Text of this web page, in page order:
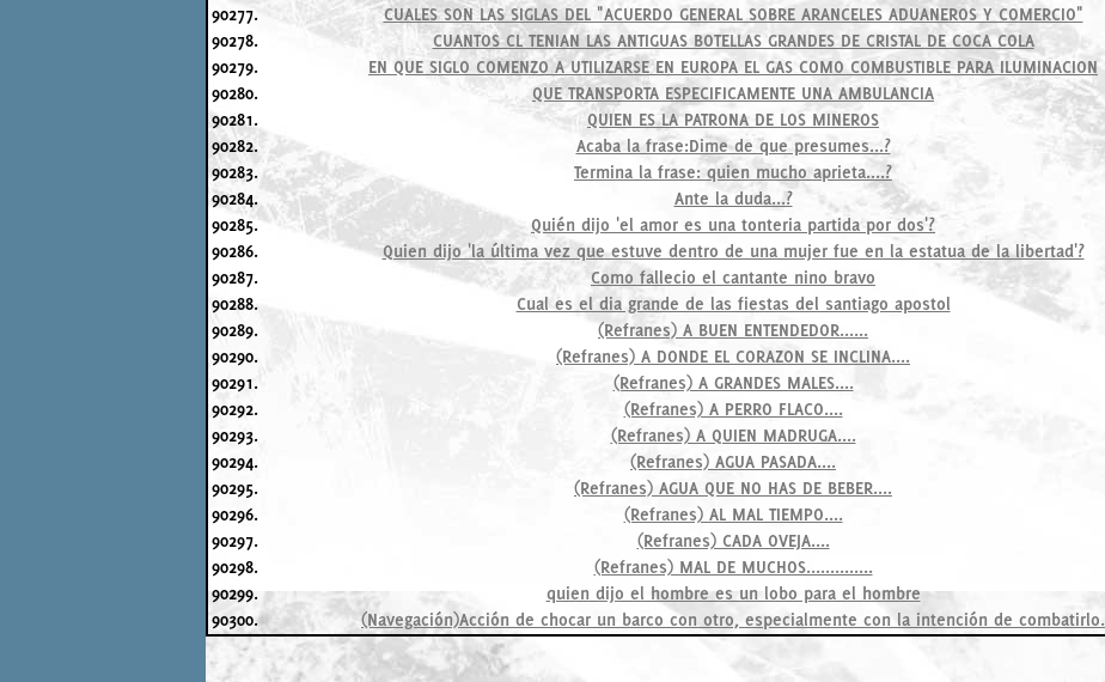
90277.
CUALES SON LAS SIGLAS DEL "ACUERDO GENERAL SOBRE ARANCELES ADUANEROS Y COMERCIO"
90278.
CUANTOS CL TENIAN LAS ANTIGUAS BOTELLAS GRANDES DE CRISTAL DE COCA COLA
90279.
EN QUE SIGLO COMENZO A UTILIZARSE EN EUROPA EL GAS COMO COMBUSTIBLE PARA ILUMINACION
90280.
QUE TRANSPORTA ESPECIFICAMENTE UNA AMBULANCIA
90281.
QUIEN ES LA PATRONA DE LOS MINEROS
90282.
Acaba la frase:Dime de que presumes...?
90283.
Termina la frase: quien mucho aprieta....?
90284.
Ante la duda...?
90285.
Quién dijo 'el amor es una tonteria partida por dos'?
90286.
Quien dijo 'la última vez que estuve dentro de una mujer fue en la estatua de la libertad'?
90287.
Como fallecio el cantante nino bravo
90288.
Cual es el dia grande de las fiestas del santiago apostol
90289.
(Refranes) A BUEN ENTENDEDOR......
90290.
(Refranes) A DONDE EL CORAZON SE INCLINA....
90291.
(Refranes) A GRANDES MALES....
90292.
(Refranes) A PERRO FLACO....
90293.
(Refranes) A QUIEN MADRUGA....
90294.
(Refranes) AGUA PASADA....
90295.
(Refranes) AGUA QUE NO HAS DE BEBER....
90296.
(Refranes) AL MAL TIEMPO....
90297.
(Refranes) CADA OVEJA....
90298.
(Refranes) MAL DE MUCHOS..............
90299.
quien dijo el hombre es un lobo para el hombre
90300.
(Navegación)Acción de chocar un barco con otro, especialmente con la intención de combatirlo.